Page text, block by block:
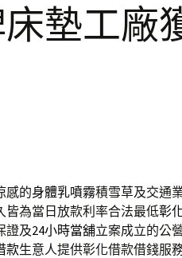
墊工廠
感的身體乳噴霧積雪草及交通
皆為當日放款利率合法最低彰
證及24小時當舖立案成立的公
款生意人提供彰化借款借錢服